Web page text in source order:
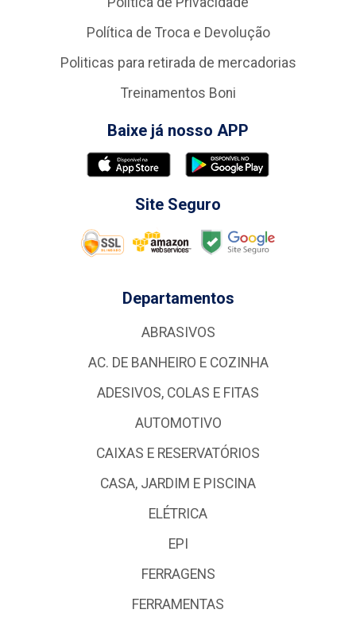
Política de Troca e Devolução
Politicas para retirada de mercadorias
Treinamentos Boni
Baixe já nosso APP
Site Seguro
Departamentos
ABRASIVOS
AC. DE BANHEIRO E COZINHA
ADESIVOS, COLAS E FITAS
AUTOMOTIVO
CAIXAS E RESERVATÓRIOS
CASA, JARDIM E PISCINA
ELÉTRICA
EPI
FERRAGENS
FERRAMENTAS